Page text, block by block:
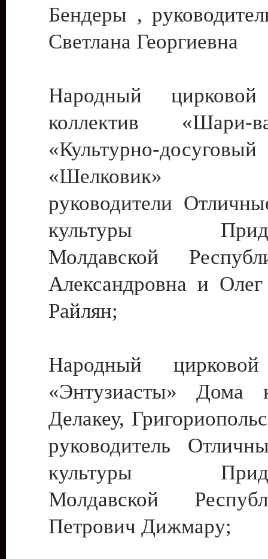
Бендеры ,
Светлана Георгиевна
Народный цирковой
коллектив
«Культурно-
«Шелковик»
руководители
культуры
Молдавской
Александровна и
Райлян;
Народный цирковой
«Энтузиасты» Дома
Делакеу,
руководитель
культуры
Молдавской
Петрович Дижмару;